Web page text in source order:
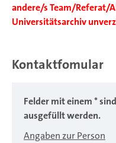
andere/s Team/Referat/
Universitätsarchiv
Kontaktfomular
Felder mit einem *
ausgefüllt werden.
Angaben zur Person